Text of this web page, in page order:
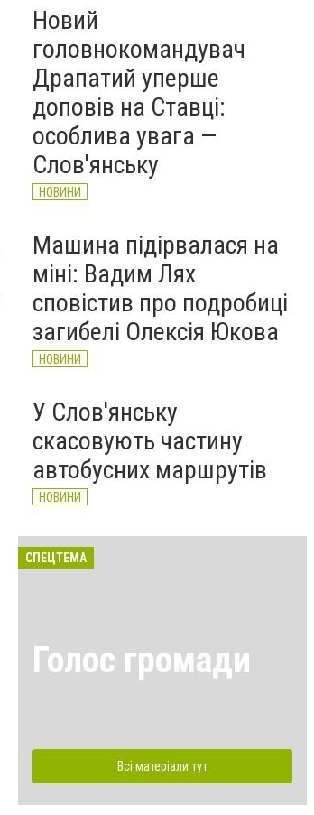
Новий
головнокомандувач
Драпатий уперше
доповів на Ставці:
особлива увага —
Слов'янську
НОВИНИ
Машина підірвалася на
міні: Вадим Лях
сповістив про подробиці
загибелі Олексія Юкова
НОВИНИ
У Слов'янську
скасовують частину
автобусних маршрутів
НОВИНИ
СПЕЦТЕМА
Голос громади
Всі матеріали тут